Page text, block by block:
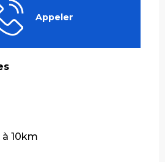
Appeler
10km